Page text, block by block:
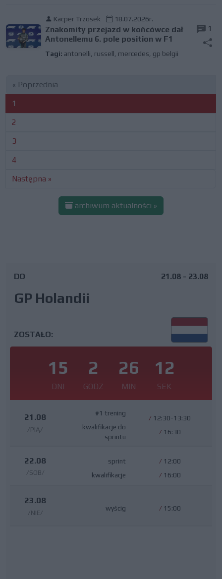
Kacper Trzosek 18.07.2026r.
Znakomity przejazd w końcówce dał
Antonellemu 6. pole position w F1
Tagi: antonelli russell mercedes gp belgii
1
« Poprzednia
1
2
3
4
Następna »
archiwum aktualności »
DO
GP Holandii
21.08 - 23.08
ZOSTAŁO:
15
DNI
2
GODZ
26
MIN
11
SEK
21.08
/PIĄ/
#1 trening
kwalifikacje do
sprintu
/ 12:30-13:30
/ 16:30
22.08
/SOB/
sprint
kwalifikacje
/ 12:00
/ 16:00
23.08
/NIE/
wyścig / 15:00